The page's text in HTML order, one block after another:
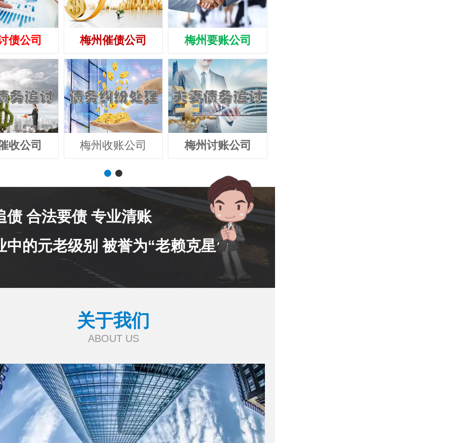
债公司
收公司
梅州催债公司
梅州收账公司
梅州要账公司
梅州讨账公司
债 合法要债 专业清账
中的元老级别 被誉为“老赖克星”
关于我们
ABOUT US